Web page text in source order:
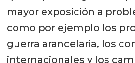
mayor exposición a
como por ejemplo los
guerra arancelaria, los
internacionales y los